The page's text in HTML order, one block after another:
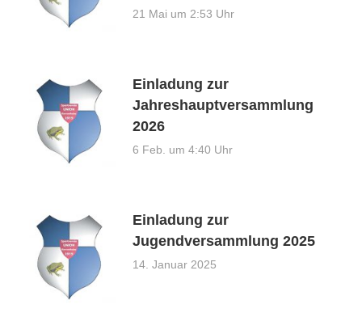
21 Mai um 2:53 Uhr
Einladung zur
Jahreshauptversammlung
2026
6 Feb. um 4:40 Uhr
Einladung zur
Jugendversammlung 2025
14. Januar 2025